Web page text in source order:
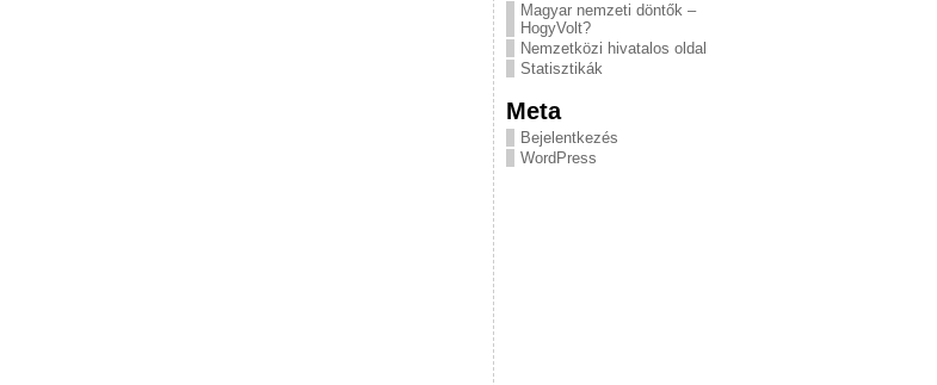
Magyar nemzeti döntők –
HogyVolt?
Nemzetközi hivatalos oldal
Statisztikák
Meta
Bejelentkezés
WordPress